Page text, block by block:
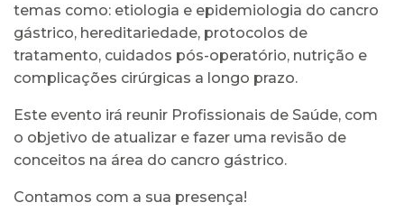
temas como: etiologia e epidemiologia do cancro
gástrico, hereditariedade, protocolos de
tratamento, cuidados pós-operatório, nutrição e
complicações cirúrgicas a longo prazo.
Este evento irá reunir Profissionais de Saúde, com
o objetivo de atualizar e fazer uma revisão de
conceitos na área do cancro gástrico.
Contamos com a sua presença!